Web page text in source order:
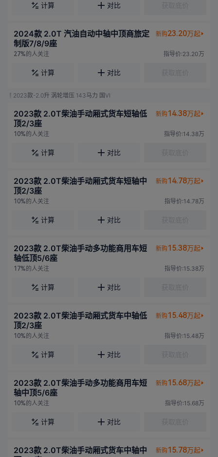
计算 对比
2024款 2.0T 汽油自动中轴中顶商旅定
制版7/8/9座
新购23.20万起
27%的人关注 指导价:23.20万
计算 对比
2023款-2.0升 涡轮增压 143马力 国VI
2023款 2.0T柴油手动厢式货车短轴低
顶2/3座
新购 14.38万起
10%的人关注 指导价:14.38万
计算 对比
2023款 2.0T柴油手动厢式货车短轴中
顶2/3座
新购 14.78万起
10%的人关注 指导价:14.78万
计算 对比
2023款 2.0T柴油手动多功能商用车短
轴低顶5/6座
新购 15.38万起
17%的人关注 指导价:15.38万
计算 对比
2023款 2.0T柴油手动厢式货车中轴低
顶2/3座
新购 15.48万起
10%的人关注 指导价:15.48万
计算 对比
2023款 2.0T柴油手动多功能商用车短
轴中顶5/6座
新购 15.68万起
10%的人关注 指导价:15.68万
计算 对比
2023款 2.0T柴油手动厢式货车中轴中
新购 15.78万起